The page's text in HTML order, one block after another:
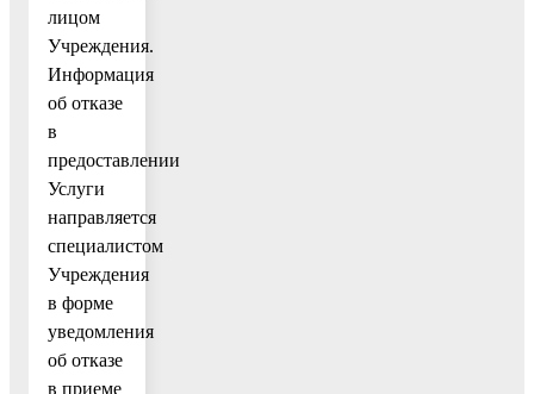
лицом
Учреждения.
Информация
об отказе
в
предоставлении
Услуги
направляется
специалистом
Учреждения
в форме
уведомления
об отказе
в приеме